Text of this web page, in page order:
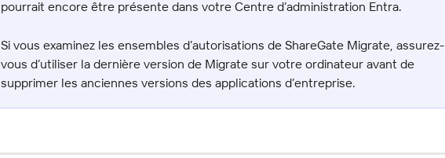
pourrait encore être présente dans votre Centre d’administration Entra.
Si vous examinez les ensembles d’autorisations de ShareGate Migrate, assurez-
vous d’utiliser la dernière version de Migrate sur votre ordinateur avant de
supprimer les anciennes versions des applications d’entreprise.